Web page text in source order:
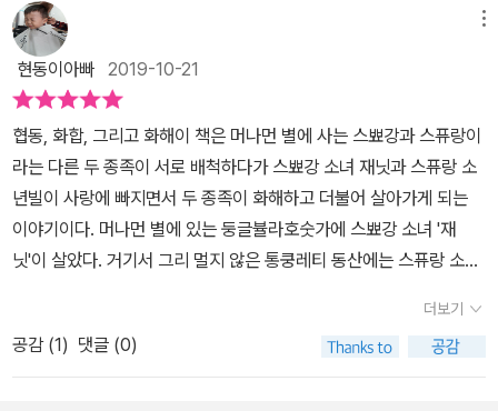
현동이아빠 2019-10-21
협동, 화합, 그리고 화해이 책은 머나먼 별에 사는 스뾰강과 스퓨랑이
라는 다른 두 종족이 서로 배척하다가 스뾰강 소녀 재닛과 스퓨랑 소
년빌이 사랑에 빠지면서 두 종족이 화해하고 더불어 살아가게 되는
이야기이다. 머나먼 별에 있는 둥글뷸라호숫가에 스뾰강 소녀 '재
닛'이 살았다. 거기서 그리 멀지 않은 통쿵레티 동산에는 스퓨랑 소년
았다. 할아버지는절대로 스퓨랑하고 어울리지 말라고 당부를 한다.
그들의 몸 색깔은 칙칙하게 시퍼렇기 때문이다. 빌의 할머니도 빌에
게 절대로 스뾰강하고 어울리지 말라고 당부 한다. 그들의몸 색깔은
더보기
공감 (1) 댓글 (0)